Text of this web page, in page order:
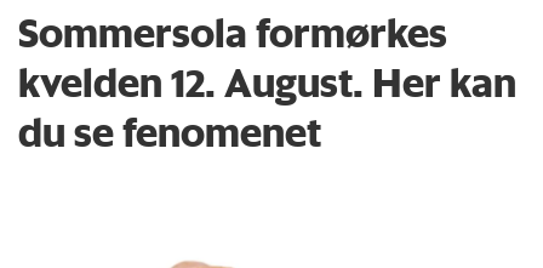
Sommersola formørkes
kvelden 12. August. Her kan
du se fenomenet